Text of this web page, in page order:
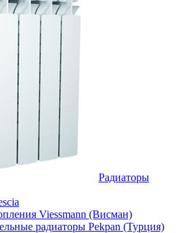
Радиаторы
Viessmann (Висман)
радиаторы Pekpan (Турция)